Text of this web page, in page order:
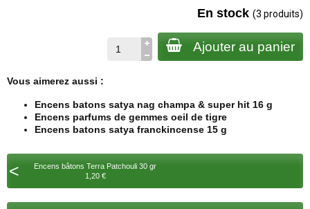
En stock (3 produits)
Ajouter au panier
Vous aimerez aussi :
Encens batons satya nag champa & super hit 16 g
Encens parfums de gemmes oeil de tigre
Encens batons satya franckincense 15 g
<
Encens bâtons Terra Patchouli 30 gr
1,20 €